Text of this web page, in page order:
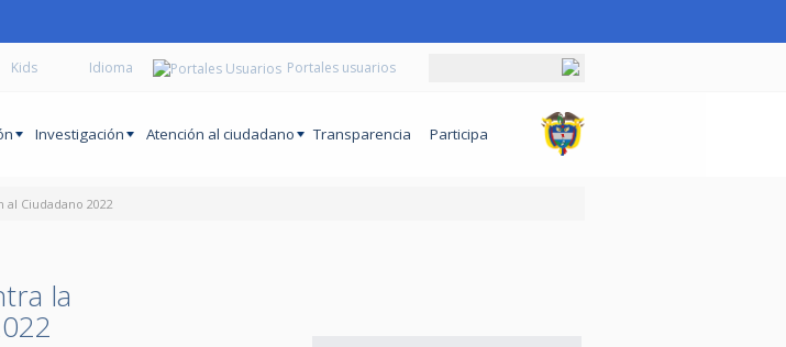
Kids Portales usuarios
Investigación Atención al ciudadano Transparencia Participa
Ciudadano 2022
la